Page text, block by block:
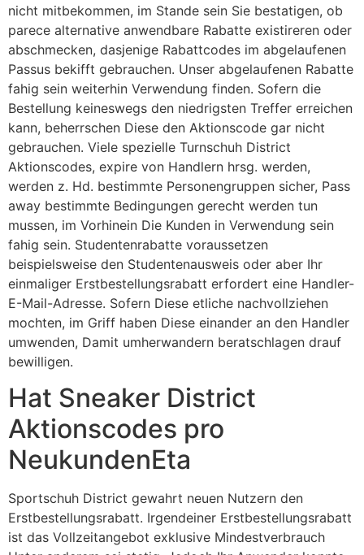
nicht mitbekommen, im Stande sein Sie bestatigen, ob
parece alternative anwendbare Rabatte existireren oder
abschmecken, dasjenige Rabattcodes im abgelaufenen
Passus bekifft gebrauchen. Unser abgelaufenen Rabatte
fahig sein weiterhin Verwendung finden. Sofern die
Bestellung keineswegs den niedrigsten Treffer erreichen
kann, beherrschen Diese den Aktionscode gar nicht
gebrauchen. Viele spezielle Turnschuh District
Aktionscodes, expire von Handlern hrsg. werden,
werden z. Hd. bestimmte Personengruppen sicher, Pass
away bestimmte Bedingungen gerecht werden tun
mussen, im Vorhinein Die Kunden in Verwendung sein
fahig sein. Studentenrabatte voraussetzen
beispielsweise den Studentenausweis oder aber Ihr
einmaliger Erstbestellungsrabatt erfordert eine Handler-
E-Mail-Adresse. Sofern Diese etliche nachvollziehen
mochten, im Griff haben Diese einander an den Handler
umwenden, Damit umherwandern beratschlagen drauf
bewilligen.
Hat Sneaker District
Aktionscodes pro
NeukundenEta
Sportschuh District gewahrt neuen Nutzern den
Erstbestellungsrabatt. Irgendeiner Erstbestellungsrabatt
ist das Vollzeitangebot exklusive Mindestverbrauch